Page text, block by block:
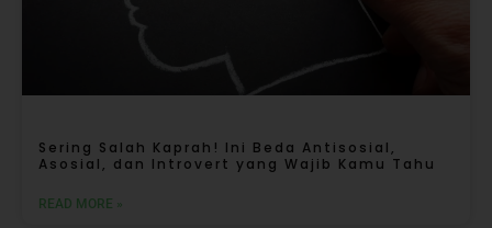
Sering Salah Kaprah! Ini Beda Antisosial,
Asosial, dan Introvert yang Wajib Kamu Tahu
READ MORE »